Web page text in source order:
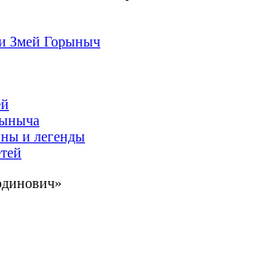
Змей Горыныч
и легенды